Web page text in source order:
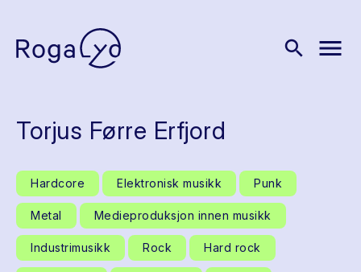
search menu
Torjus Førre Erfjord
Hardcore Elektronisk musikk Punk
Metal Medieproduksjon innen musikk
Industrimusikk Rock Hard rock